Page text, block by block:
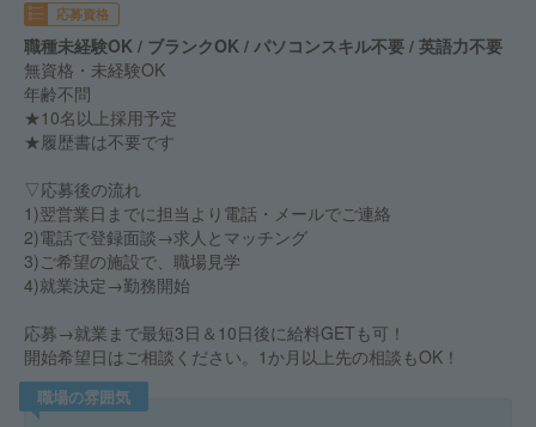
応募資格
職種未経験OK / ブランクOK / パソコンスキル不要 / 英語力不要
無資格・未経験OK
年齢不問
★10名以上採用予定
★履歴書は不要です
▽応募後の流れ
1)翌営業日までに担当より電話・メールでご連絡
2)電話で登録面談→求人とマッチング
3)ご希望の施設で、職場見学
4)就業決定→勤務開始
応募→就業まで最短3日＆10日後に給料GETも可！
開始希望日はご相談ください。1か月以上先の相談もOK！
職場の雰囲気